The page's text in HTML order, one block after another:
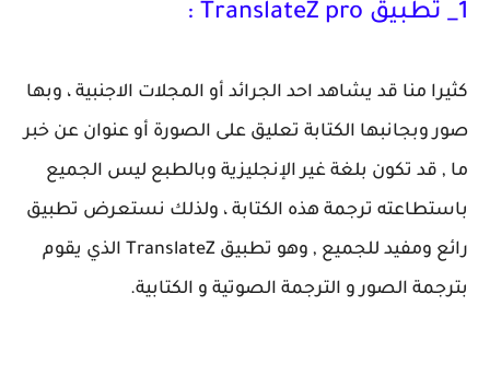
1_ تطبيق TranslateZ pro :
كثيرا منا قد يشاهد احد الجرائد أو المجلات الاجنبية ، وبها
صور وبجانبها الكتابة تعليق على الصورة أو عنوان عن خبر
ما , قد تكون بلغة غير الإنجليزية وبالطبع ليس الجميع
باستطاعته ترجمة هذه الكتابة ، ولذلك نستعرض تطبيق
رائع ومفيد للجميع , وهو تطبيق TranslateZ الذي يقوم
بترجمة الصور و الترجمة الصوتية و الكتابية.